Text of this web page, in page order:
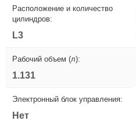
Расположение и количество
цилиндров:
L3
Рабочий объем (л):
1.131
Электронный блок управления:
Нет